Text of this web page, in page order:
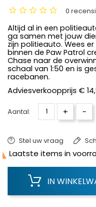
0
Altijd al in een
ga samen met jouw
zijn politieauto. Wees
binnen de Paw Patrol
Chase naar de
schaal van 1:50 en is
racebanen.
Adviesverkoopprijs €
Aantal: + -
Stel uw vraag
Laatste items in
IN